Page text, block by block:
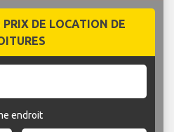
PRIX DE LOCATION DE
endroit